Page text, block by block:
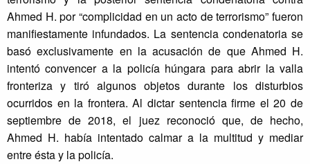
Ahmed H. por “complicidad en un acto de terrorismo” fueron
manifiestamente infundados. La sentencia condenatoria se
basó exclusivamente en la acusación de que Ahmed H.
intentó convencer a la policía húngara para abrir la valla
fronteriza y tiró algunos objetos durante los disturbios
ocurridos en la frontera. Al dictar sentencia firme el 20 de
septiembre de 2018, el juez reconoció que, de hecho,
Ahmed H. había intentado calmar a la multitud y mediar
entre ésta y la policía.